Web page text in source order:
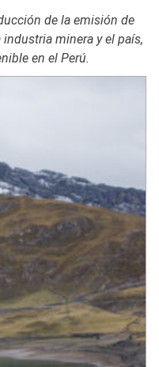
de la emisión de
minera y el país,
en el Perú.